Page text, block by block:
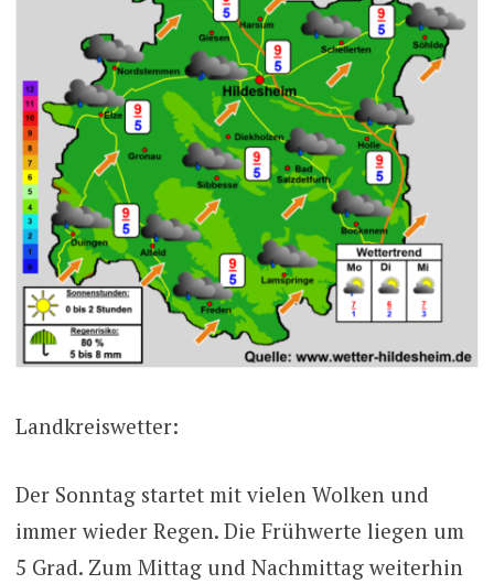
Landkreiswetter:
Der Sonntag startet mit vielen Wolken und
immer wieder Regen. Die Frühwerte liegen um
5 Grad. Zum Mittag und Nachmittag weiterhin